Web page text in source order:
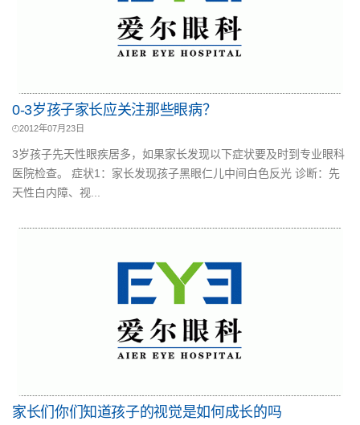
0-3岁孩子家长应关注那些眼病？
2012年07月23日
3岁孩子先天性眼疾居多，如果家长发现以下症状要及时到专业眼科
医院检查。 症状1：家长发现孩子黑眼仁儿中间白色反光 诊断：先
天性白内障、视...
家长们你们知道孩子的视觉是如何成长的吗